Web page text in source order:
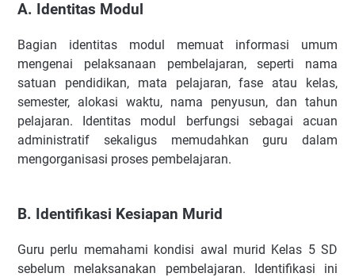
A. Identitas Modul
Bagian identitas modul memuat informasi umum
mengenai pelaksanaan pembelajaran, seperti nama
satuan pendidikan, mata pelajaran, fase atau kelas,
semester, alokasi waktu, nama penyusun, dan tahun
pelajaran. Identitas modul berfungsi sebagai acuan
administratif sekaligus memudahkan guru dalam
mengorganisasi proses pembelajaran.
B. Identifikasi Kesiapan Murid
Guru perlu memahami kondisi awal murid Kelas 5 SD
sebelum melaksanakan pembelajaran. Identifikasi ini